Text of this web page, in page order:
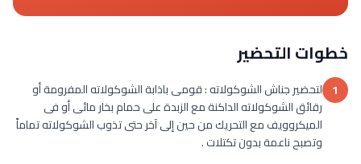
خطوات التحضير
1 لتحضير جناش الشوكولاته : قومى باذابة الشوكولاته المفرومة أو
رقائق الشوكولاته الداكنة مع الزبدة على حمام بخار مائى أو فى
الميكروويف مع التحريك من حين إلى آخر حتى تذوب الشوكولاته تماماً
وتصبح ناعمة بدون تكتلات .